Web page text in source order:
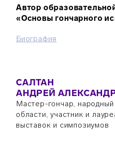
Автор
«Основы гончарного
Биография
САЛТАН
АНДРЕЙ
Мастер-гончар,
области, участник и
выставок и симпозиумов